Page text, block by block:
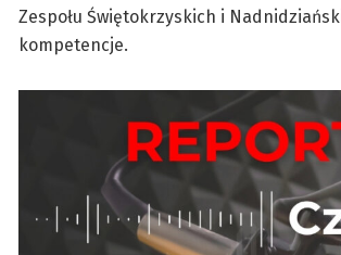
Zespołu Świętokrzyskich i
kompetencje.